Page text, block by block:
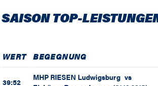
SAISON TOP-
WERT BEGEGNUNG
39:52 MHP RIESEN Ludwigsburg vs